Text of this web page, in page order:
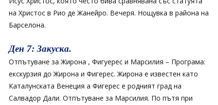
на Христос в Рио де Жанейро. Вечеря. Нощувка в района на
Барселона.
Ден 7: Закуска.
Отпътуване за Жирона , Фигуерес и Марсилия – Програма:
екскурзия до Жирона и Фигерес. Жирона е известен като
Каталунската Венеция а Фигерес е родният град на
Салвадор Дали. Отпътуване за Марсилия. По пътя при